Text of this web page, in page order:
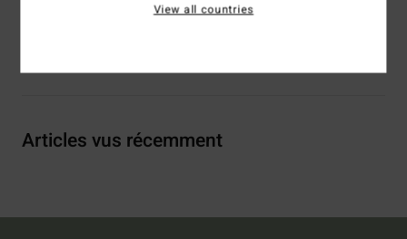
Articles vus récemment
View all countries